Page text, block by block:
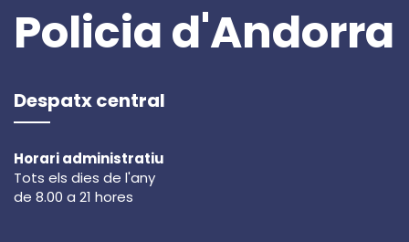
Policia d'Andorra
Despatx central
Horari administratiu
Tots els dies de l'any
de 8.00 a 21 hores